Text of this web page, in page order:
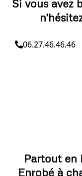
Si vous avez
06.27.46.46.46
Partout en
Enrobé à